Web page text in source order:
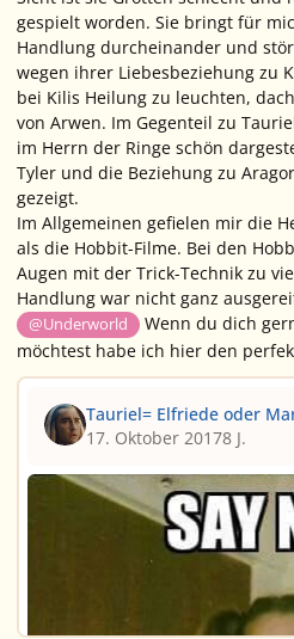
gespielt worden. Sie bringt für
Handlung durcheinander und
wegen ihrer Liebesbeziehung zu
bei Kilis Heilung zu leuchten,
von Arwen. Im Gegenteil zu
im Herrn der Ringe schön
Tyler und die Beziehung zu
gezeigt.
Im Allgemeinen gefielen mir die
als die Hobbit-Filme. Bei den
Augen mit der Trick-Technik zu
Handlung war nicht ganz
@Underworld
Wenn du dich
möchtest habe ich hier den